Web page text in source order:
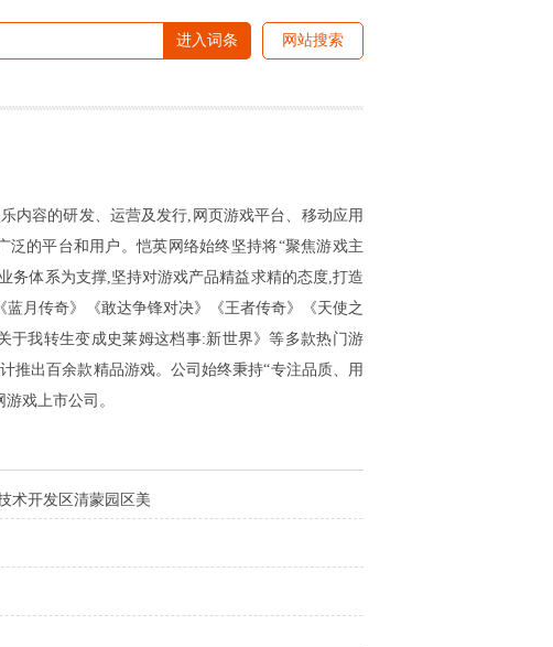
进入词条 网站搜索
内容的研发、运营及发行,网页游戏平台、移动应用
的平台和用户。恺英网络始终坚持将“聚焦游戏主
务体系为支撑,坚持对游戏产品精益求精的态度,打造
月传奇》《敢达争锋对决》《王者传奇》《天使之
于我转生变成史莱姆这档事:新世界》等多款热门游
推出百余款精品游戏。公司始终秉持“专注品质、用
戏上市公司。
术开发区清蒙园区美